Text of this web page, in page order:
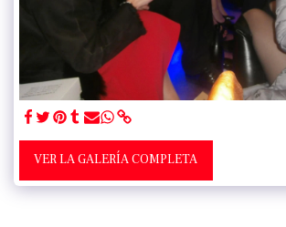
VER LA GALERÍA COMPLETA